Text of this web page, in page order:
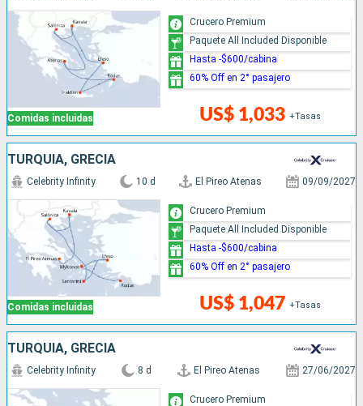
Comidas incluidas US$ 1,033 +Tasas
Crucero Premium
Paquete All Included Disponible
Hasta -$600/cabina
60% Off en 2° pasajero
TURQUÍA, GRECIA
Comidas incluidas
Celebrity Infinity 10 d El Pireo Atenas 09/09/2027
US$ 1,047 +Tasas
Crucero Premium
Paquete All Included Disponible
Hasta -$600/cabina
60% Off en 2° pasajero
TURQUÍA, GRECIA
Celebrity Infinity 8 d El Pireo Atenas 27/06/2027
Crucero Premium